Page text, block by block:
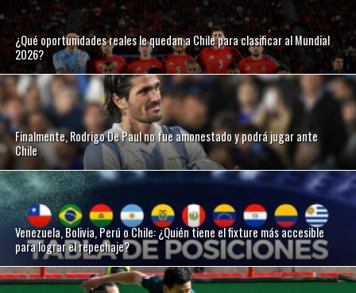
¿Qué oportunidades reales le quedan a Chile para clasificar al Mundial
2026?
Finalmente, Rodrigo De Paul no fue amonestado y podrá jugar ante
Chile
Venezuela, Bolivia, Perú o Chile: ¿Quién tiene el fixture más accesible
para lograr el repechaje?